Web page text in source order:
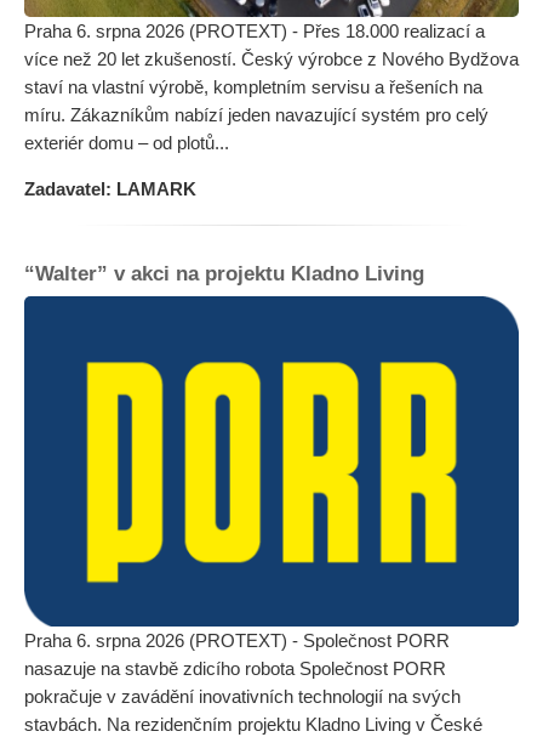
Praha 6. srpna 2026 (PROTEXT) - Přes 18.000 realizací a
více než 20 let zkušeností. Český výrobce z Nového Bydžova
staví na vlastní výrobě, kompletním servisu a řešeních na
míru. Zákazníkům nabízí jeden navazující systém pro celý
exteriér domu – od plotů...
Zadavatel: LAMARK
“Walter” v akci na projektu Kladno Living
Praha 6. srpna 2026 (PROTEXT) - Společnost PORR
nasazuje na stavbě zdicího robota Společnost PORR
pokračuje v zavádění inovativních technologií na svých
stavbách. Na rezidenčním projektu Kladno Living v České